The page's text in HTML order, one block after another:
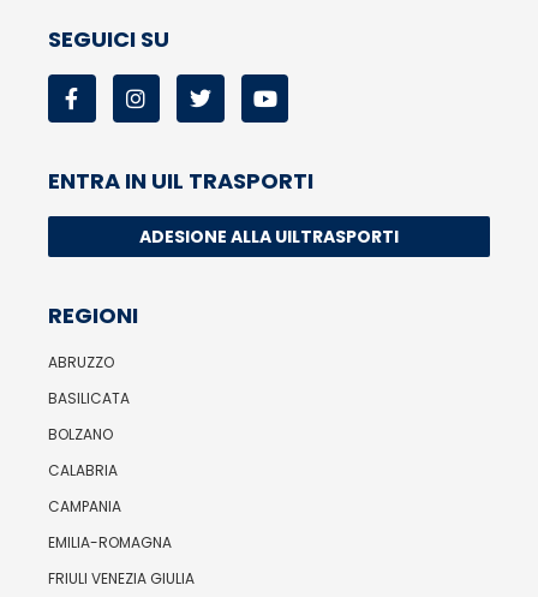
SEGUICI SU
ENTRA IN UIL TRASPORTI
ADESIONE ALLA UILTRASPORTI
REGIONI
ABRUZZO
BASILICATA
BOLZANO
CALABRIA
CAMPANIA
EMILIA-ROMAGNA
FRIULI VENEZIA GIULIA